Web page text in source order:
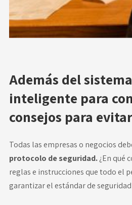
Además del
inteligente para
consejos para
Todas las empresas o negocios
protocolo de seguridad.¿En qué
reglas e instrucciones que todo el
garantizar el estándar de seguridad